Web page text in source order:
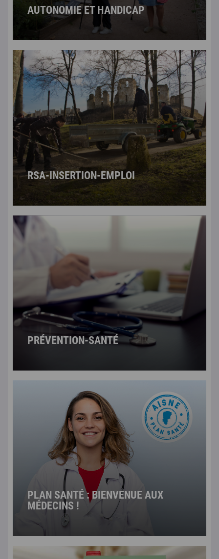
AUTONOMIE ET HANDICAP
RSA-INSERTION-EMPLOI
PRÉVENTION-SANTÉ
PLAN SANTÉ : BIENVENUE AUX
MÉDECINS !